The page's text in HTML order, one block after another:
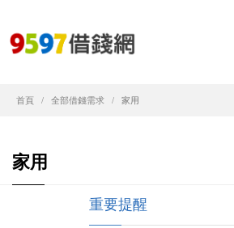
首頁 全部借錢需求 家用
家用
重要提醒